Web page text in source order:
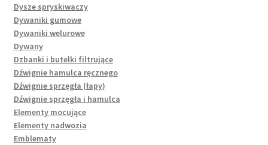
Dysze spryskiwaczy
Dywaniki gumowe
Dywaniki welurowe
Dywany
Dzbanki i butelki filtrujące
Dźwignie hamulca ręcznego
Dźwignie sprzęgła (łapy)
Dźwignie sprzęgła i hamulca
Elementy mocujące
Elementy nadwozia
Emblematy